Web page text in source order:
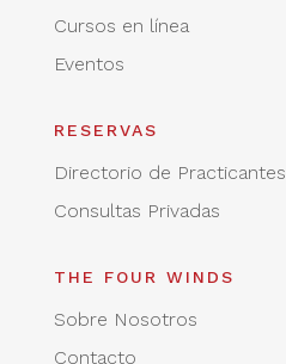
Cursos en línea
Eventos
RESERVAS
Directorio de Practicantes
Consultas Privadas
THE FOUR WINDS
Sobre Nosotros
Contacto